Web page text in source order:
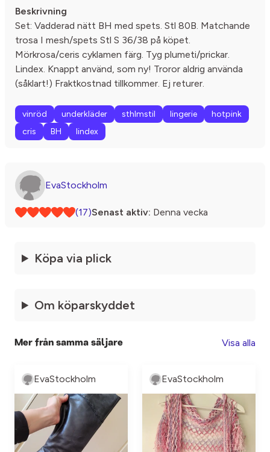
Beskrivning
Set: Vadderad nätt BH med spets. Stl 80B. Matchande
trosa I mesh/spets Stl S 36/38 på köpet.
Mörkrosa/ceris cyklamen färg. Tyg plumeti/prickar.
Lindex. Knappt använd, som ny! Troror aldrig använda
(såklart!) Fraktkostnad tillkommer. Ej returer.
vinröd underkläder sthlmstil lingerie
hotpink
cris
BH lindex
EvaStockholm
(17)Senast aktiv: Denna vecka
Köpa via plick
Om köparskyddet
Mer från samma säljare Visa alla
EvaStockholm EvaStockholm